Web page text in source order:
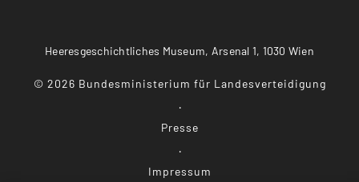
Heeresgeschichtliches Museum, Arsenal 1, 1030 Wien
© 2026 Bundesministerium für Landesverteidigung
Presse
Impressum